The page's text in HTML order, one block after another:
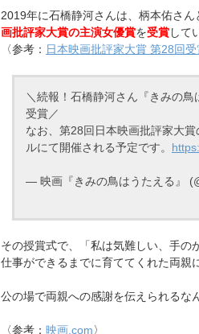
2019年に石橋静河さんは、柄本佑さん
画批評家大賞の主演女優賞を受賞して
〈参考： 日本映画批評家大賞 第28回受
＼続報！石橋静河さん『きみの
受賞／
なお、第28回日本映画批評家大
ルにて開催される予定です。
— 映画『きみの鳥はうたえる』
その授賞式で、「私は気難しい、手の
仕事ができるまでに育ててくれた両親
公の場で両親への感謝を伝えられるな
〈参考： 映画.com〉